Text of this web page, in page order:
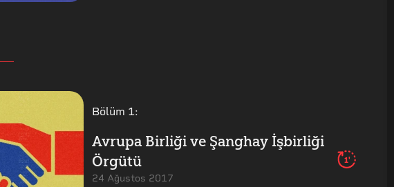
Bölüm 1:
Avrupa Birliği ve Şanghay İşbirliği
Örgütü
24 Ağustos 2017
1'